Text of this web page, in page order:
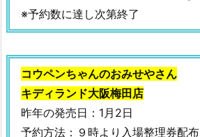
ら
い
得
な
の？？
※予約数に達し次第終了
コウペンちゃんのおみせやさん
キディランド大阪梅田店
昨年の発売日：1月2日
予約方法：９時より入場整理券配布